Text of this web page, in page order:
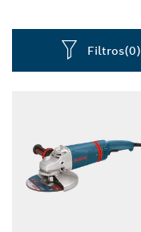
Filtros(0)